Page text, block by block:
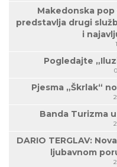
Makedonska
predstavlja drugi
i
Pogledajte
Pjesma „Škrlak“
Banda Turizma
DARIO TERGLAV:
ljubavnom